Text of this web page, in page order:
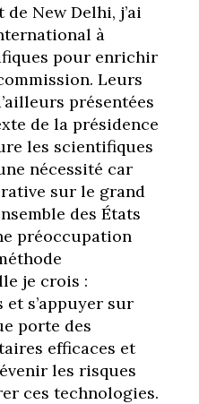
New Delhi, j’ai
à
pour enrichir
Leurs
présentées
de la présidence
les scientifiques
nécessité car
sur le grand
des États
préoccupation
je crois :
s’appuyer sur
porte des
efficaces et
les risques
ces technologies.